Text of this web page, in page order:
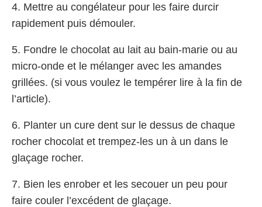
4. Mettre au congélateur pour les faire durcir
rapidement puis démouler.
5. Fondre le chocolat au lait au bain-marie ou au
micro-onde et le mélanger avec les amandes
grillées. (si vous voulez le tempérer lire à la fin de
l’article).
6. Planter un cure dent sur le dessus de chaque
rocher chocolat et trempez-les un à un dans le
glaçage rocher.
7. Bien les enrober et les secouer un peu pour
faire couler l’excédent de glaçage.